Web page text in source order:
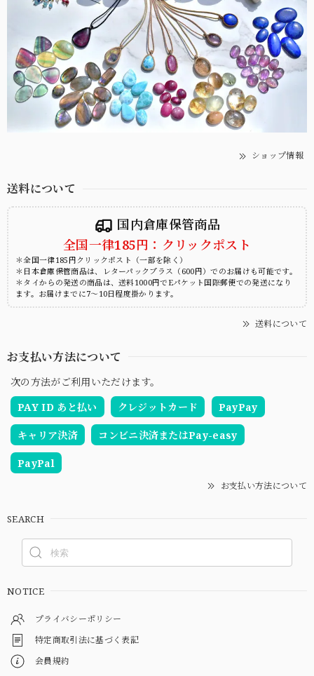
ショップ情報
送料について
国内倉庫保管商品
全国一律185円：クリックポスト
＊全国一律185円クリックポスト（一部を除く）
＊日本倉庫保管商品は、レターパックプラス（600円）でのお届けも可能です。
＊タイからの発送の商品は、送料1000円でEパケット国際郵便での発送になり
ます。お届けまでに7～10日程度掛かります。
送料について
お支払い方法について
次の方法がご利用いただけます。
PAY ID あと払い
クレジットカード PayPay
キャリア決済 コンビニ決済またはPay-easy
PayPal
お支払い方法について
SEARCH
NOTICE
プライバシーポリシー
特定商取引法に基づく表記
会員規約